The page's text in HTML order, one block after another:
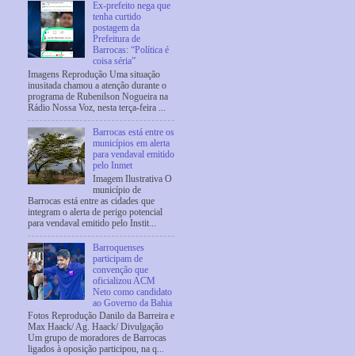
Ex-prefeito nega que
tenha curtido
postagem da
Prefeitura de
Barrocas: “Política é
coisa séria”
Imagens Reprodução Uma situação
inusitada chamou a atenção durante o
programa de Rubenilson Nogueira na
Rádio Nossa Voz, nesta terça-feira ...
Barrocas está entre os
municípios em alerta
para vendaval emitido
pelo Inmet
Imagem Ilustrativa O
município de
Barrocas está entre as cidades que
integram o alerta de perigo potencial
para vendaval emitido pelo Instit...
Barroquenses
participam de
convenção que
oficializou ACM
Neto como candidato
ao Governo da Bahia
Fotos Reprodução Danilo da Barreira e
Max Haack/ Ag. Haack/ Divulgação
Um grupo de moradores de Barrocas
ligados à oposição participou, na q...